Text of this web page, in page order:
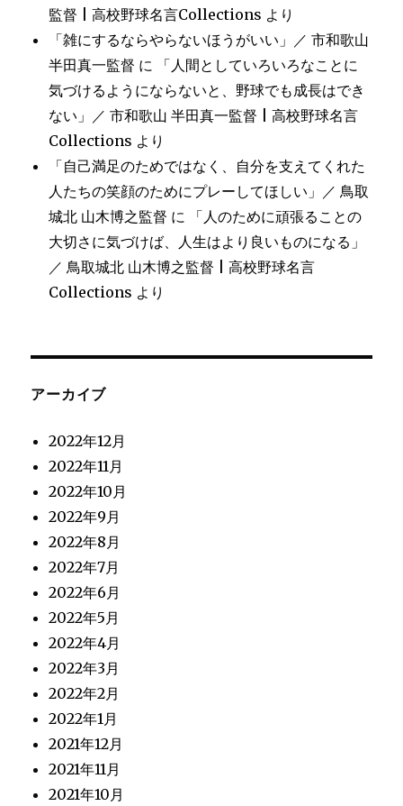
監督 | 高校野球名言Collections より
「雑にするならやらないほうがいい」／ 市和歌山
半田真一監督 に
「人間としていろいろなことに
気づけるようにならないと、野球でも成長はでき
ない」／ 市和歌山 半田真一監督 | 高校野球名言
Collections より
「自己満足のためではなく、自分を支えてくれた
人たちの笑顔のためにプレーしてほしい」／ 鳥取
城北 山木博之監督 に
「人のために頑張ることの
大切さに気づけば、人生はより良いものになる」
／ 鳥取城北 山木博之監督 | 高校野球名言
Collections より
アーカイブ
2022年12月
2022年11月
2022年10月
2022年9月
2022年8月
2022年7月
2022年6月
2022年5月
2022年4月
2022年3月
2022年2月
2022年1月
2021年12月
2021年11月
2021年10月